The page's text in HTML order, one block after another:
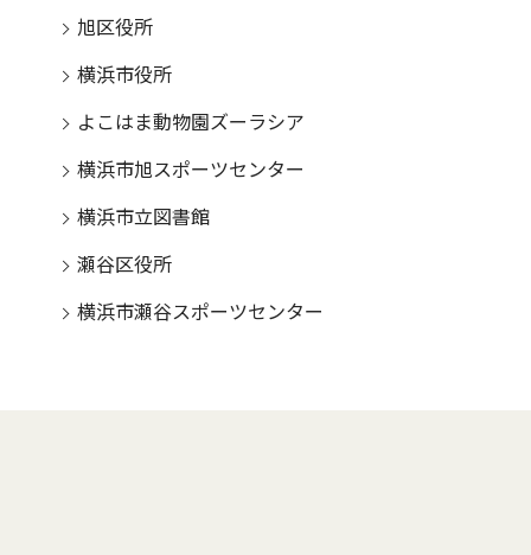
旭区役所
横浜市役所
よこはま動物園ズーラシア
横浜市旭スポーツセンター
横浜市立図書館
瀬谷区役所
横浜市瀬谷スポーツセンター